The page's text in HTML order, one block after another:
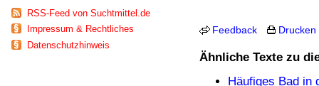
Feedback Drucken
Ähnliche Texte zu
Häufiges Bad in
Essstörungen
Fernsehsucht
Fresssucht
Internetsucht
RSS-Feed von Suchtmittel.de
Impressum & Rechtliches
Datenschutzhinweis